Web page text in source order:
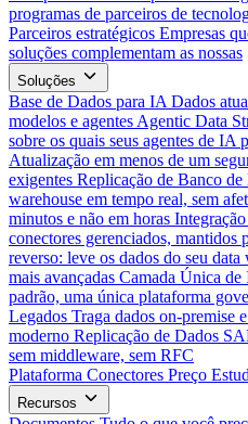
programas de parceiros de
Parceiros estratégicos Empresas
soluções complementam as nossas
Soluções
Base de Dados para IA Dados
modelos e agentes Agentic Data
sobre os quais seus agentes de IA
Atualização em menos de um
exigentes Replicação de Banco de
warehouse em tempo real, sem
minutos e não em horas
conectores gerenciados, mantidos
reverso: leve os dados do seu data
mais avançadas Camada Única de
padrão, uma única plataforma
Legados Traga dados on-premise
moderno Replicação de Dados
sem middleware, sem RFC
Plataforma Conectores Preço
Recursos